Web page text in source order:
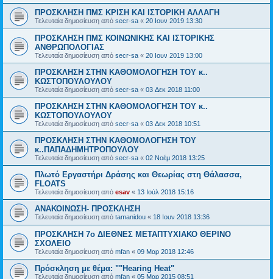
ΠΡΟΣΚΛΗΣΗ ΠΜΣ ΚΡΙΣΗ ΚΑΙ ΙΣΤΟΡΙΚΗ ΑΛΛΑΓΗ
Τελευταία δημοσίευση από secr-sa « 20 Ιουν 2019 13:30
ΠΡΟΣΚΛΗΣΗ ΠΜΣ ΚΟΙΝΩΝΙΚΗΣ ΚΑΙ ΙΣΤΟΡΙΚΗΣ
ΑΝΘΡΩΠΟΛΟΓΙΑΣ
Τελευταία δημοσίευση από secr-sa « 20 Ιουν 2019 13:00
ΠΡΟΣΚΛΗΣΗ ΣΤΗΝ ΚΑΘΟΜΟΛΟΓΗΣΗ ΤΟΥ κ..
ΚΩΣΤΟΠΟΥΛΟΥΛΟΥ
Τελευταία δημοσίευση από secr-sa « 03 Δεκ 2018 11:00
ΠΡΟΣΚΛΗΣΗ ΣΤΗΝ ΚΑΘΟΜΟΛΟΓΗΣΗ ΤΟΥ κ..
ΚΩΣΤΟΠΟΥΛΟΥΛΟΥ
Τελευταία δημοσίευση από secr-sa « 03 Δεκ 2018 10:51
ΠΡΟΣΚΛΗΣΗ ΣΤΗΝ ΚΑΘΟΜΟΛΟΓΗΣΗ ΤΟΥ
κ..ΠΑΠΑΔΗΜΗΤΡΟΠΟΥΛΟΥ
Τελευταία δημοσίευση από secr-sa « 02 Νοέμ 2018 13:25
Πλωτό Εργαστήρι Δράσης και Θεωρίας στη Θάλασσα,
FLOATS
Τελευταία δημοσίευση από esav « 13 Ιούλ 2018 15:16
ΑΝΑΚΟΙΝΩΣΗ- ΠΡΟΣΚΛΗΣΗ
Τελευταία δημοσίευση από tamanidou « 18 Ιουν 2018 13:36
ΠΡΟΣΚΛΗΣΗ 7ο ΔΙΕΘΝΕΣ ΜΕΤΑΠΤΥΧΙΑΚΟ ΘΕΡΙΝΟ
ΣΧΟΛΕΙΟ
Τελευταία δημοσίευση από mfan « 09 Μαρ 2018 12:46
Πρόσκληση με θέμα: ""Hearing Heat"
Τελευταία δημοσίευση από mfan « 05 Μαρ 2015 08:51